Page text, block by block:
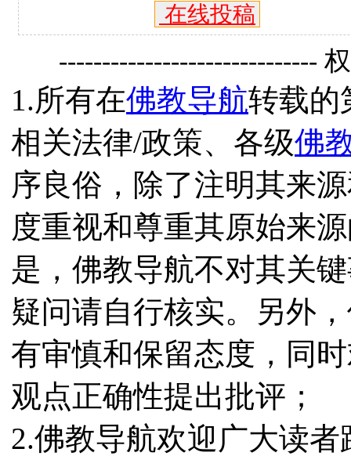
在线投稿
------------------------------
1.所有在佛教导航转载的
相关法律/政策、各级佛
序良俗，除了注明其来
度重视和尊重其原始来
是，佛教导航不对其关
疑问请自行核实。另外
有审慎和保留态度，同
观点正确性提出批评；
2.佛教导航欢迎广大读